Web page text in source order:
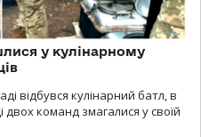
у кулінарному
відбувся кулінарний батл, в
двох команд змагалися у своїй